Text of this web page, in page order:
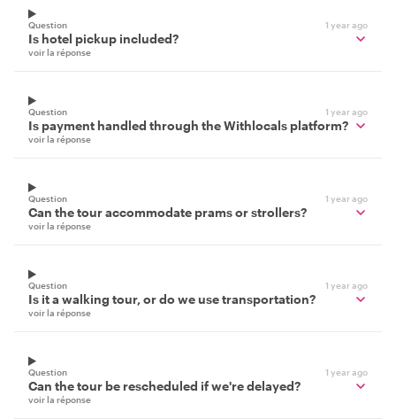
Question 1 year ago
Is hotel pickup included?
voir la réponse
Question 1 year ago
Is payment handled through the Withlocals platform?
voir la réponse
Question 1 year ago
Can the tour accommodate prams or strollers?
voir la réponse
Question 1 year ago
Is it a walking tour, or do we use transportation?
voir la réponse
Question 1 year ago
Can the tour be rescheduled if we're delayed?
voir la réponse